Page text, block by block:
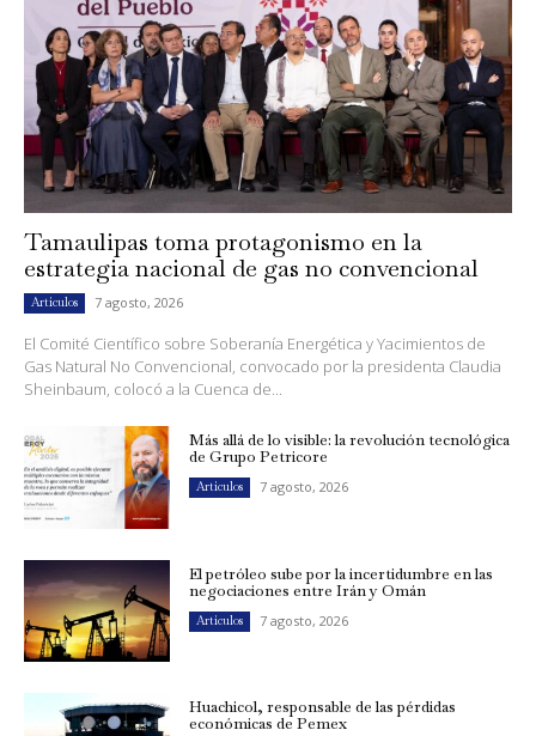
Tamaulipas toma protagonismo en la
estrategia nacional de gas no convencional
Artículos 7 agosto, 2026
El Comité Científico sobre Soberanía Energética y Yacimientos de
Gas Natural No Convencional, convocado por la presidenta Claudia
Sheinbaum, colocó a la Cuenca de...
Más allá de lo visible: la revolución tecnológica
de Grupo Petricore
Artículos 7 agosto, 2026
El petróleo sube por la incertidumbre en las
negociaciones entre Irán y Omán
Artículos 7 agosto, 2026
Huachicol, responsable de las pérdidas
económicas de Pemex